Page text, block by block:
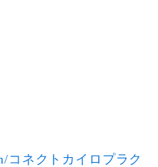
コネクトカイロプラク